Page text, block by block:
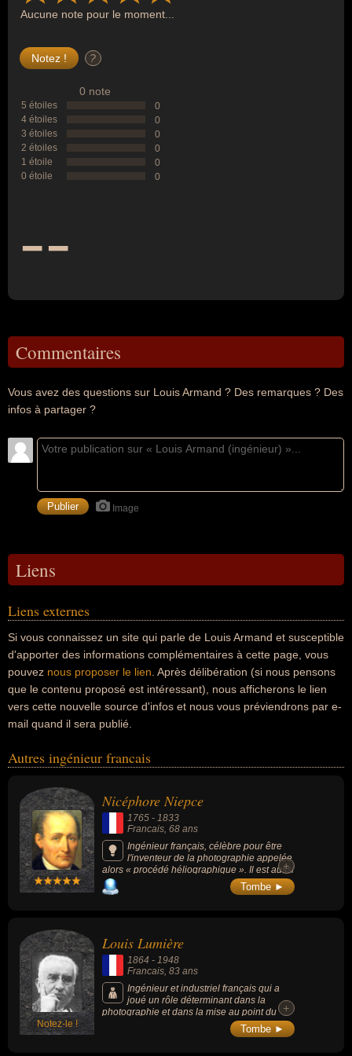
Aucune note pour le moment...
?
0 note
5 étoiles
0
4 étoiles
0
3 étoiles
0
2 étoiles
0
1 étoile
0
0 étoile
0
--
Commentaires
Vous avez des questions sur Louis Armand ? Des remarques ? Des
infos à partager ?
Image
Liens
Liens externes
Si vous connaissez un site qui parle de Louis Armand et susceptible
d'apporter des informations complémentaires à cette page, vous
pouvez nous proposer le lien . Après délibération (si nous pensons
que le contenu proposé est intéressant), nous afficherons le lien
vers cette nouvelle source d'infos et nous vous préviendrons par e-
mail quand il sera publié.
Autres ingénieur francais
Nicéphore Niepce
1765 - 1833
Francais, 68 ans
Ingénieur français, célèbre pour être
l'inventeur de la photographie appelée
alors « procédé héliographique ». Il est aussi
l'auteur de la plus ancienne prise de vue et
du pyréolophore (le premier moteur à
+
Tombe ►
Notez-le !
Louis Lumière
1864 - 1948
Francais , 83 ans
Ingénieur et industriel français qui a
joué un rôle déterminant dans la
photographie et dans la mise au point du
cinéma. Il est souvent associé au nom de
son frère, Auguste Lumière, sous la
+
Tombe ►